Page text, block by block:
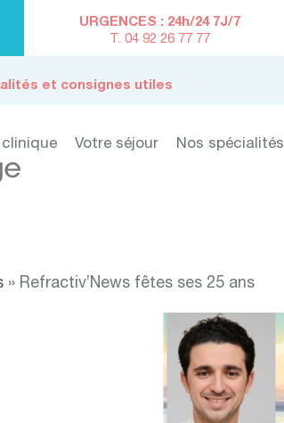
URGENCES : 24h/24 7J/7
T. 04 92 26 77 77
et consignes utiles
clinique Votre séjour Nos spécialités
» Refractiv’News fêtes ses 25 ans